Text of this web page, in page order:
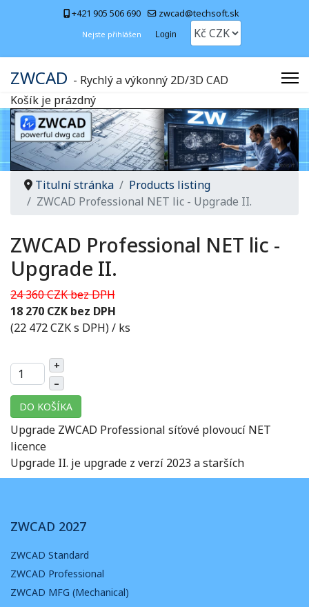
+421 905 506 690 zwcad@techsoft.sk
Nejste přihlášen Login
ZWCAD - Rychlý a výkonný 2D/3D CAD
Košík je prázdný
Titulní stránka
Products listing
ZWCAD Professional NET lic - Upgrade II.
ZWCAD Professional NET lic -
Upgrade II.
24 360 CZK bez DPH
18 270 CZK bez DPH
(22 472 CZK s DPH)/ ks
+
–
DO KOŠÍKA
Upgrade ZWCAD Professional síťové plovoucí NET
licence
Upgrade II. je upgrade z verzí 2023 a starších
ZWCAD 2027
ZWCAD Standard
ZWCAD Professional
ZWCAD MFG (Mechanical)